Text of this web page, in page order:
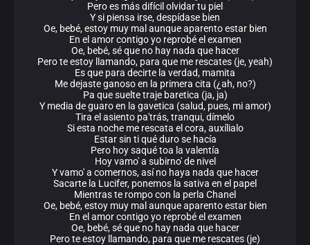
Pero es más difícil olvidar tu piel
Y si piensa irse, despídase bien
Oe, bebé, estoy muy mal aunque aparento estar bien
En el amor contigo yo reprobé el examen
Oe, bebé, sé que no hay nada que hacer
Pero te estoy llamando, para que me rescates (je, yeah)
Es que para decirte la verdad, mamita
Me dejaste ganoso en la primera cita (¿ah, no?)
Pa que suelte traje baretica (ja, ja)
Y media de guaro en la gavetica (salud, pues, mi amor)
Tira el asiento pa'trás, tranqui, dímelo
Si esta noche me rescata el cora, auxílialo
Estar sin ti qué duro se hacía
Pero hoy saqué toa la valentía
Hoy vamo' a subirno' de nivel
Y vamo' a comernos, así no haya nada que hacer
Sacarte la Lucifer, ponemos la sativa en el papel
Mientras te rompo con la perla Chanel
Oe, bebé, estoy muy mal aunque aparento estar bien
En el amor contigo yo reprobé el examen
Oe, bebé, sé que no hay nada que hacer
Pero te estoy llamando, para que me rescates (je)